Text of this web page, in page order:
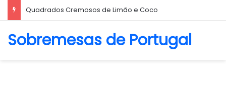
Biscoito Amanteigado
Sobremesas de Portugal